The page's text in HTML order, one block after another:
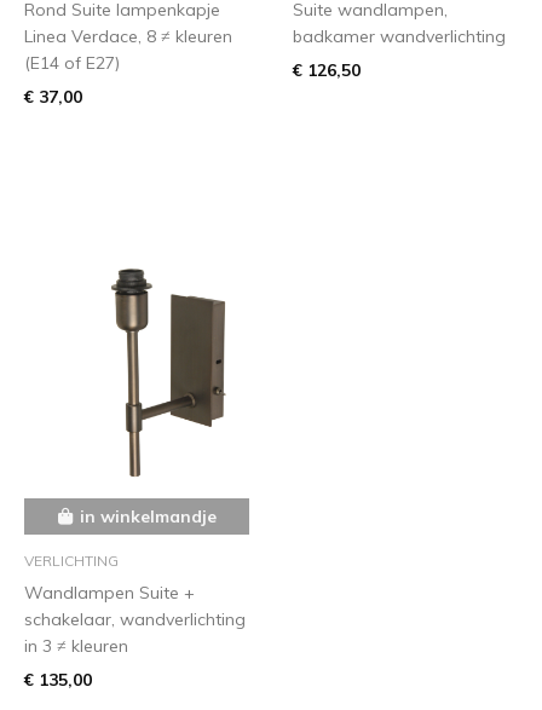
Rond Suite lampenkapje
Linea Verdace, 8 ≠ kleuren
(E14 of E27)
€ 37,00
Suite wandlampen,
badkamer wandverlichting
€ 126,50
in winkelmandje
VERLICHTING
Wandlampen Suite +
schakelaar, wandverlichting
in 3 ≠ kleuren
€ 135,00